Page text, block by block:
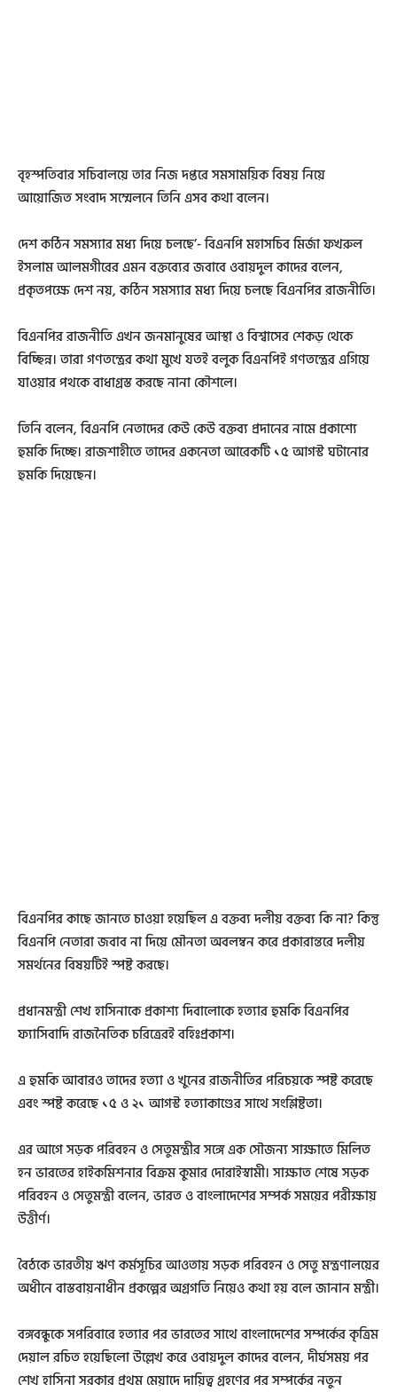
বৃহস্পতিবার সচিবালয়ে তার নিজ দপ্তরে সমসাময়িক বিষয় নিয়ে
আয়োজিত সংবাদ সম্মেলনে তিনি এসব কথা বলেন।
দেশ কঠিন সমস্যার মধ্য দিয়ে চলছে’- বিএনপি মহাসচিব মির্জা ফখরুল
ইসলাম আলমগীরের এমন বক্তব্যের জবাবে ওবায়দুল কাদের বলেন,
প্রকৃতপক্ষে দেশ নয়, কঠিন সমস্যার মধ্য দিয়ে চলছে বিএনপির রাজনীতি।
বিএনপির রাজনীতি এখন জনমানুষের আস্থা ও বিশ্বাসের শেকড় থেকে
বিচ্ছিন্ন। তারা গণতন্ত্রের কথা মুখে যতই বলুক বিএনপিই গণতন্ত্রের এগিয়ে
যাওয়ার পথকে বাধাগ্রস্ত করছে নানা কৌশলে।
তিনি বলেন, বিএনপি নেতাদের কেউ কেউ বক্তব্য প্রদানের নামে প্রকাশ্যে
হুমকি দিচ্ছে। রাজশাহীতে তাদের একনেতা আরেকটি ১৫ আগস্ট ঘটানোর
হুমকি দিয়েছেন।
বিএনপির কাছে জানতে চাওয়া হয়েছিল এ বক্তব্য দলীয় বক্তব্য কি না? কিন্তু
বিএনপি নেতারা জবাব না দিয়ে মৌনতা অবলম্বন করে প্রকারান্তরে দলীয়
সমর্থনের বিষয়টিই স্পষ্ট করছে।
প্রধানমন্ত্রী শেখ হাসিনাকে প্রকাশ্য দিবালোকে হত্যার হুমকি বিএনপির
ফ্যাসিবাদি রাজনৈতিক চরিত্রেরই বহিঃপ্রকাশ।
এ হুমকি আবারও তাদের হত্যা ও খুনের রাজনীতির পরিচয়কে স্পষ্ট করেছে
এবং স্পষ্ট করেছে ১৫ ও ২১ আগস্ট হত্যাকাণ্ডের সাথে সংশ্লিষ্টতা।
এর আগে সড়ক পরিবহন ও সেতুমন্ত্রীর সঙ্গে এক সৌজন্য সাক্ষাতে মিলিত
হন ভারতের হাইকমিশনার বিক্রম কুমার দোরাইস্বামী। সাক্ষাত শেষে সড়ক
পরিবহন ও সেতুমন্ত্রী বলেন, ভারত ও বাংলাদেশের সম্পর্ক সময়ের পরীক্ষায়
উত্তীর্ণ।
বৈঠকে ভারতীয় ঋণ কর্মসূচির আওতায় সড়ক পরিবহন ও সেতু মন্ত্রণালয়ের
অধীনে বাস্তবায়নাধীন প্রকল্পের অগ্রগতি নিয়েও কথা হয় বলে জানান মন্ত্রী।
বঙ্গবন্ধুকে সপরিবারে হত্যার পর ভারতের সাথে বাংলাদেশের সম্পর্কের কৃত্রিম
দেয়াল রচিত হয়েছিলো উল্লেখ করে ওবায়দুল কাদের বলেন, দীর্ঘসময় পর
শেখ হাসিনা সরকার প্রথম মেয়াদে দায়িত্ব গ্রহণের পর সম্পর্কের নতুন